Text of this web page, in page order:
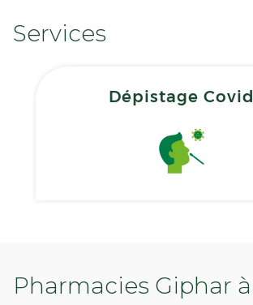
Services
Dépistage Covid
Pharmacies Giphar à